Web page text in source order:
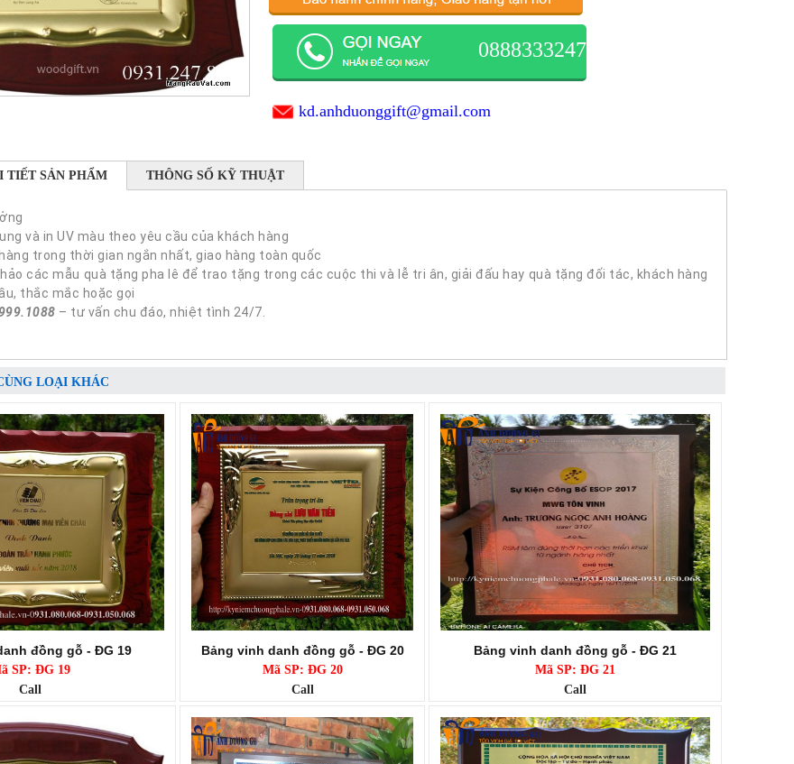
0888333247
kd.anhduonggift@gmail.com
TIẾT SẢN PHẨM THÔNG SỐ KỸ THUẬT
và in UV màu theo yêu cầu của khách hàng
trong thời gian ngắn nhất, giao hàng toàn quốc
các mẫu quà tặng pha lê để trao tặng trong các cuộc thi và lễ tri ân, giải đấu hay quà tặng đối tác, khách hàng
thắc mắc hoặc gọi
– tư vấn chu đáo, nhiệt tình 24/7.
LOẠI KHÁC
đồng gỗ - ĐG 19
SP: ĐG 19
Call
Bảng vinh danh đồng gỗ - ĐG 20
Mã SP: ĐG 20
Call
Bảng vinh danh đồng gỗ - ĐG 21
Mã SP: ĐG 21
Call